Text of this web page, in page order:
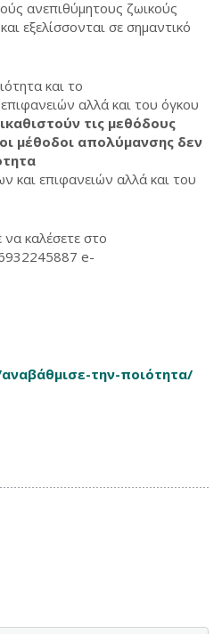
ανεπιθύμητους ζωικούς
εξελίσσονται σε σημαντικό
και το
αλλά και του όγκου
τις μεθόδους
οι μέθοδοι απολύμανσης δεν
και επιφανειών αλλά και του
να καλέσετε στο
e-
την-ποιότητα/